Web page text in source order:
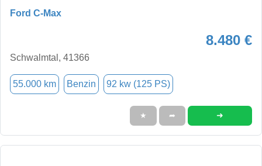
Ford C-Max
8.480 €
Schwalmtal, 41366
55.000 km Benzin 92 kw (125 PS)
★ ➦ ➜